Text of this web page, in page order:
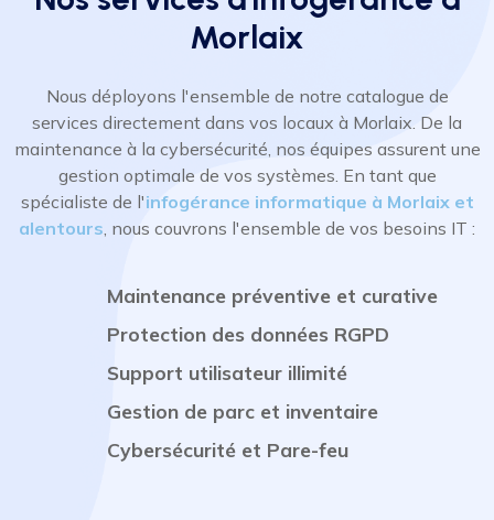
Morlaix
Nous déployons l'ensemble de notre catalogue de
services directement dans vos locaux à Morlaix. De la
maintenance à la cybersécurité, nos équipes assurent une
gestion optimale de vos systèmes. En tant que
spécialiste de l'infogérance informatique à Morlaix et
alentours, nous couvrons l'ensemble de vos besoins IT :
Maintenance préventive et curative
Protection des données RGPD
Support utilisateur illimité
Gestion de parc et inventaire
Cybersécurité et Pare-feu